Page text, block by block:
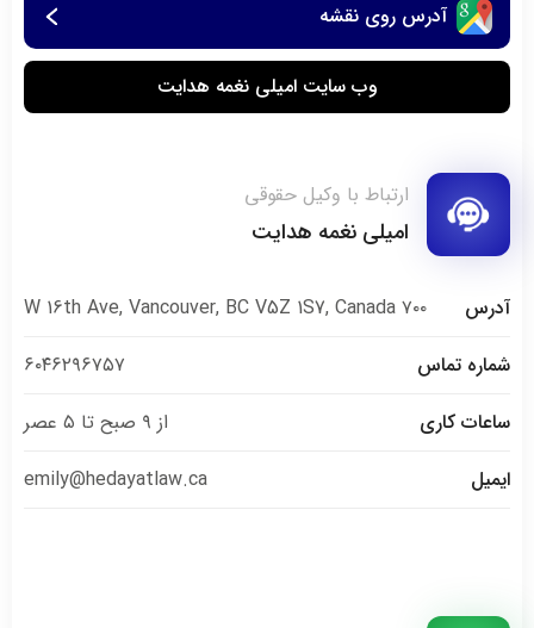
آدرس روی نقشه
وب سایت امیلی نغمه هدایت
ارتباط با وکیل حقوقی
امیلی نغمه هدایت
آدرس
۷۰۰ W 16th Ave, Vancouver, BC V5Z 1S7, Canada
شماره تماس
۶۰۴۶۲۹۶۷۵۷
ساعات کاری
از ۹ صبح تا ۵ عصر
ایمیل
emily@hedayatlaw.ca